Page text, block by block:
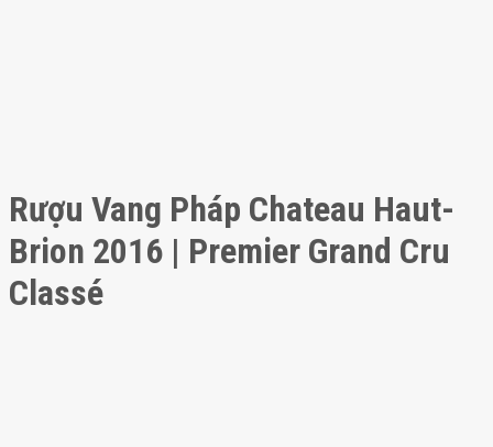
Rượu Vang Pháp Chateau Haut-
Brion 2016 | Premier Grand Cru
Classé